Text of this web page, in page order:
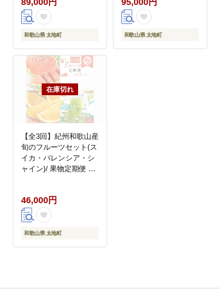
89,000円
和歌山県 太地町
【tkb357】
95,000円
和歌山県 太地町
【全3回】紀州和歌山産
旬のフルーツセット(ス
イカ・バレンシア・シ
ャイン)/ 果物定期便 フ
もの 果物 すいか スイ
カ シャインマスカット
【tkb395】
46,000円
和歌山県 太地町